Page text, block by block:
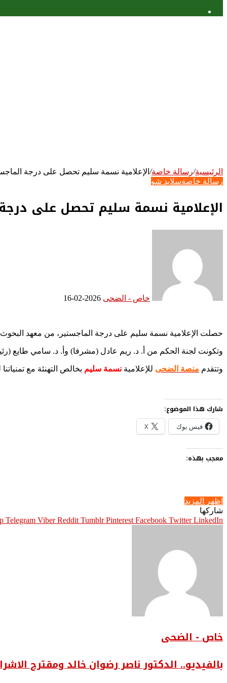
الرئيسية/رسالة خاصة/ الإعلامية نسمة سليم تحصل على درجة
رسالة خاصةسلايد شو
الإعلامية نسمة سليم تحصل على
خاص - الضحى 2026-02-16
حصلت الإعلامية نسمة سليم على درجة الماجستير، من معهد البحوث
وتكونت لجنة الحكم من أ. د. ريم عادل (مشرفا) وأ. د. سامي طايع
وتتقدم منصة الضحى للإعلامية نسمة سليم بخالص التهنئة مع تمنياتنا
شارك هذا الموضوع:
فيس بوك X
معجب بهذه:
اظهر المزيد
شاركها
Facebook Twitter LinkedIn
Pinterest
Telegram Viber
خاص - الضحى
بالفيديو.. ‎الدكتور ناصر رضوان خالد ومقترح الاشراف الهندسي الفعلي على المباني